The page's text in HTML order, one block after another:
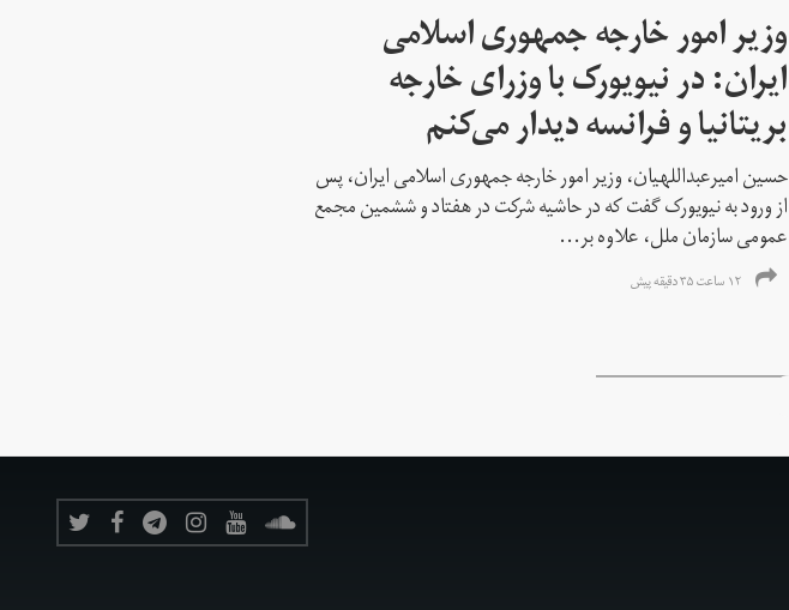
وزیر امور خارجه جمهوری اسلامی
ایران: در نیویورک با وزرای خارجه
بریتانیا و فرانسه دیدار می‌کنم
حسین امیرعبداللهیان، وزیر امور خارجه جمهوری اسلامی ایران، پس
از ورود به نیویورک گفت که در حاشیه شرکت در هفتاد و ششمین مجمع
عمومی سازمان ملل، علاوه بر...
۱۲ ساعت ۳۵ دقیقه پیش